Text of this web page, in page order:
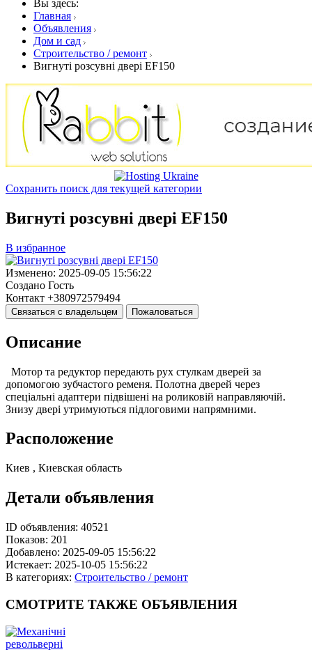
Вы здесь:
Главная
Объявления
Дом и сад
Строительство / ремонт
Вигнуті розсувні двері EF150
Сохранить поиск для текущей категории
Вигнуті розсувні двері EF150
В избранное
Изменено: 2025-09-05 15:56:22
Создано Гость
Контакт +380972579494
Связаться с владельцем Пожаловаться
Описание
Мотор та редуктор передають рух стулкам дверей за
допомогою зубчастого ременя. Полотна дверей через
спеціальні адаптери підвішені на роликовій направляючій.
Знизу двері утримуються підлоговими напрямними.
Расположение
Киев , Киевская область
Детали объявления
ID объявления: 40521
Показов: 201
Добавлено: 2025-09-05 15:56:22
Истекает: 2025-10-05 15:56:22
В категориях: Строительство / ремонт
СМОТРИТЕ ТАКЖЕ ОБЪЯВЛЕНИЯ